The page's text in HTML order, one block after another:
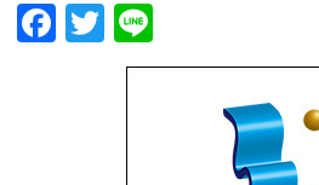
Facebook
Twitter